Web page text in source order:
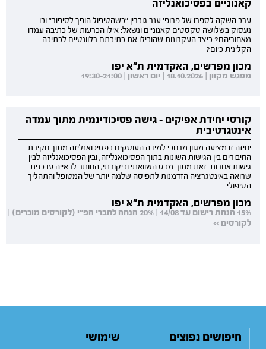
קאנוניים בפסיכואנליזה
ערב השקה לספרו של פרופ' ענר גוברין "כשהטיפול הופך לסיפור" ובו
נעסוק בשלושה טקסטים קאנוניים ונשאל: אילו הכרעות של כתיבה עמדו
מאחוריהם? כיצד העקרונות שהובילו את כתיבתם רלוונטיים לכתיבה
הקלינית כיום?
מכון מפרשים, האקדמית ת"א יפו
מפגש מקוון | 18.10.2026 | יום ראשון | 19:30-21:00
קורסי יחידת אפיקים - גישה פסיכודינמית מתוך עמדה
אינטגרטיבית
יחיזה זו מציעה מגוון מרחבי למידה העוסקים בפסיכואנליזה מתוך חקירת
החיבורים בין הגישות השונות בתוך הפסיכואנליזה, ובין הפסיכואנליזה לבין
גישות אחרות. זאת מתוך מבט השוואתי וביקורתי, החותר לראייה עדכנית
שרואה באינטגרציה הזדמנות לתפיסה שלמה יותר של המטופל והתהליך
הטיפולי.
מכון מפרשים, האקדמית ת"א יפו
15% הנחת רישום עד 14/08 | 20% הנחה לחברי הפ"י (לקורסים מוכרים) |
לקורסים >>
חיפושים נפוצים
שימושי